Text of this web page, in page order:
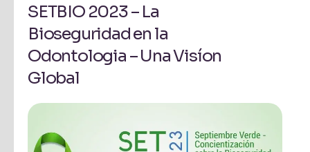
SETBIO 2023 – La
Bioseguridad en la
Odontologia – Una Visíon
Global